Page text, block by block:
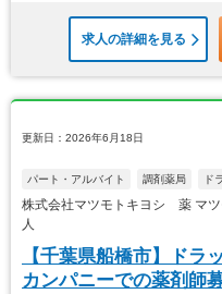
求人の詳細を見る
更新日：2026年6月18日
パート・アルバイト 調剤薬局 ド
株式会社マツモトキヨシ 薬 マ
人
【千葉県船橋市】ドラ
カンパニーでの薬剤師